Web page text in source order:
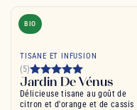
BIO
TISANE ET INFUSION
(5)
Jardin De Vénus
Délicieuse tisane au goût de
citron et d'orange et de cassis